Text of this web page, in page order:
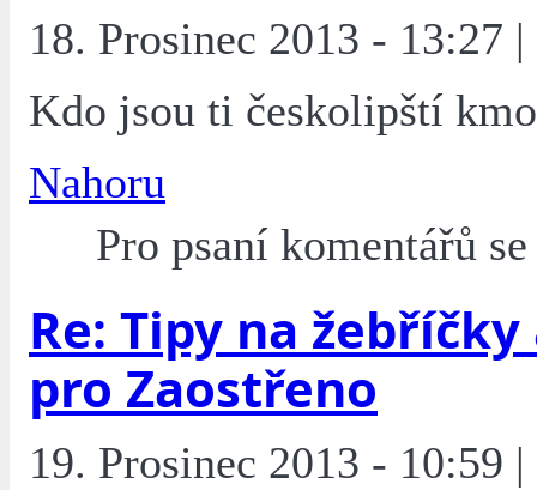
18. Prosinec 2013 - 13:27
Kdo jsou ti českolipští
Nahoru
Pro psaní komentářů
Re: Tipy na
pro Zaostřeno
19. Prosinec 2013 - 10:59